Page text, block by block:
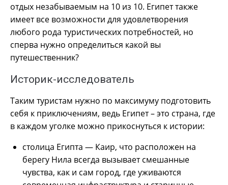
отдых незабываемым на 10 из 10. Египет также
имеет все возможности для удовлетворения
любого рода туристических потребностей, но
сперва нужно определиться какой вы
путешественник?
Историк-исследователь
Таким туристам нужно по максимуму подготовить
себя к приключениям, ведь Египет – это страна, где
в каждом уголке можно прикоснуться к истории:
столица Египта — Каир, что расположен на
берегу Нила всегда вызывает смешанные
чувства, как и сам город, где уживаются